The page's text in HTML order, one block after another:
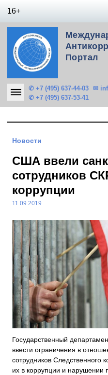
16+
Портал
✆ +7 (495) 637-44-03
✆ +7 (495) 637-53-41
✉
Новости
США ввели
сотрудников
коррупции
11.09.2019
Государственный
ввести ограничения в
сотрудников Следственного
их в коррупции и нарушении